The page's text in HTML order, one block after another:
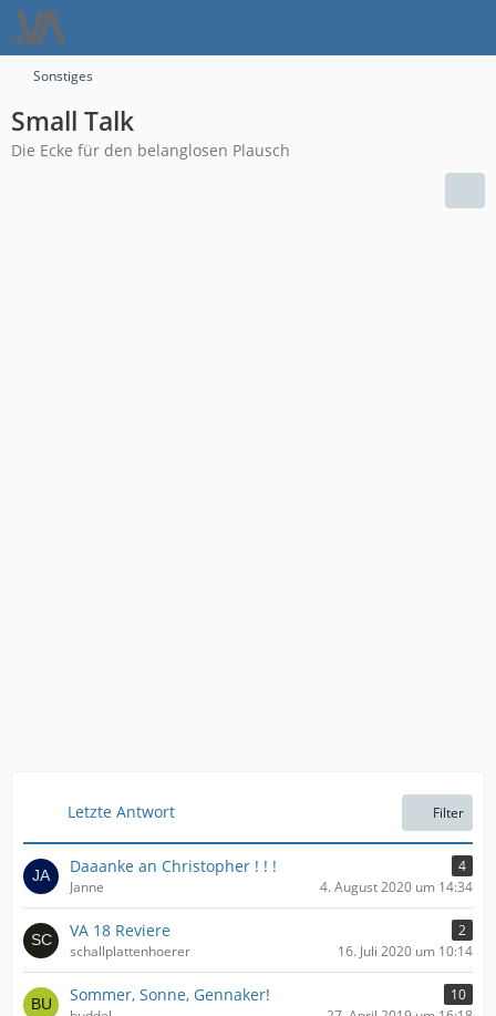
Sonstiges
Small Talk
Die Ecke für den belanglosen Plausch
Letzte Antwort Filter
Daaanke an Christopher ! ! !
4
Janne
4. August 2020 um 14:34
VA 18 Reviere
2
schallplattenhoerer
16. Juli 2020 um 10:14
Sommer, Sonne, Gennaker!
10